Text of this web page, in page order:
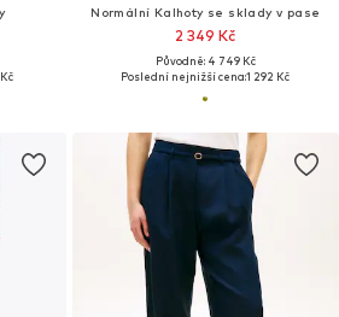
Normální Kalhoty se sklady v pase
2 349 Kč
Původně: 4 749 Kč
Poslední nejnižší cena:1 292 Kč